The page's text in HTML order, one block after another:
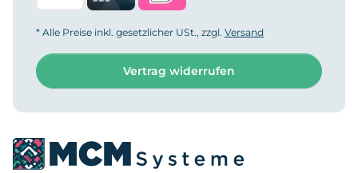
* Alle Preise inkl. gesetzlicher USt., zzgl. Versand
Vertrag widerrufen